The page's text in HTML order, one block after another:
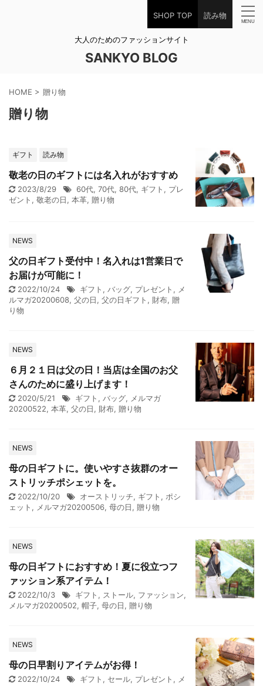
SHOP TOP 読み物
大人のためのファッションサイト
SANKYO BLOG
HOME > 贈り物
贈り物
ギフト 読み物
敬老の日のギフトには名入れがおすすめ
2023/8/29 60代, 70代, 80代, ギフト , プレ
ゼント , 敬老の日, 本革, 贈り物
NEWS
父の日ギフト受付中！名入れは1営業日で
お届けが可能に！
2022/10/24 ギフト , バッグ, プレゼント , メ
ルマガ20200608, 父の日, 父の日ギフト , 財布, 贈
り物
NEWS
６月２１日は父の日！当店は全国のお父
さんのために盛り上げます！
2020/5/21 ギフト , バッグ, メルマガ
20200522, 本革, 父の日, 財布, 贈り物
NEWS
母の日ギフトに。使いやすさ抜群のオー
ストリッチポシェットを。
2022/10/20 オーストリッチ, ギフト , ポシ
ェット , メルマガ20200506, 母の日, 贈り物
NEWS
母の日ギフトにおすすめ！夏に役立つフ
ァッション系アイテム！
2022/10/3 ギフト , ストール, ファッション,
メルマガ20200502, 帽子, 母の日, 贈り物
NEWS
母の日早割りアイテムがお得！
2022/10/24 ギフト , セール, プレゼント , メ